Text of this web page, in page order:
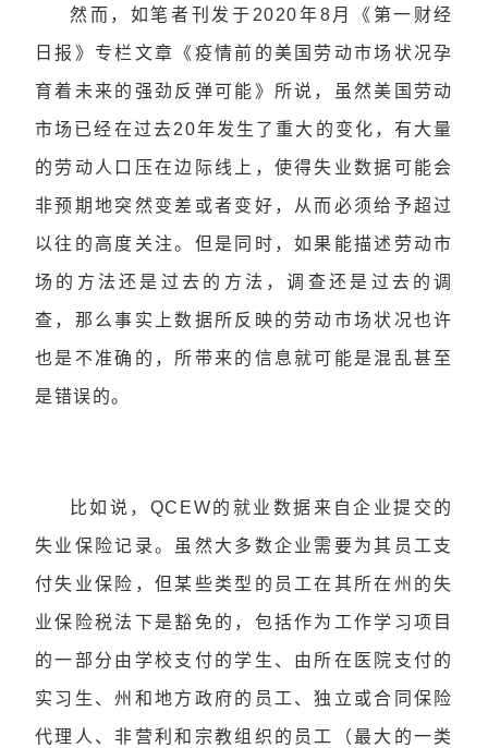
然而，如笔者刊发于2020年8月《第一财经
日报》专栏文章《疫情前的美国劳动市场状况孕
育着未来的强劲反弹可能》所说，虽然美国劳动
市场已经在过去20年发生了重大的变化，有大量
的劳动人口压在边际线上，使得失业数据可能会
非预期地突然变差或者变好，从而必须给予超过
以往的高度关注。但是同时，如果能描述劳动市
场的方法还是过去的方法，调查还是过去的调
查，那么事实上数据所反映的劳动市场状况也许
也是不准确的，所带来的信息就可能是混乱甚至
是错误的。
比如说，QCEW的就业数据来自企业提交的
失业保险记录。虽然大多数企业需要为其员工支
付失业保险，但某些类型的员工在其所在州的失
业保险税法下是豁免的，包括作为工作学习项目
的一部分由学校支付的学生、由所在医院支付的
实习生、州和地方政府的员工、独立或合同保险
代理人、非营利和宗教组织的员工（最大的一类